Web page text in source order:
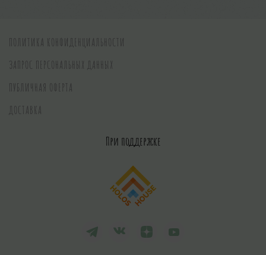
ПОЛИТИКА КОНФИДЕНЦИАЛЬНОСТИ
ЗАПРОС ПЕРСОНАЛЬНЫХ ДАННЫХ
ПУБЛИЧНАЯ ОФЕРТА
ДОСТАВКА
При поддержке